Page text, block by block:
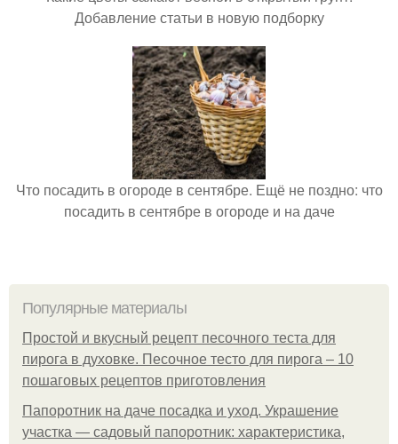
Добавление статьи в новую подборку
Что посадить в огороде в сентябре. Ещё не поздно: что
посадить в сентябре в огороде и на даче
Популярные материалы
Простой и вкусный рецепт песочного теста для
пирога в духовке. Песочное тесто для пирога – 10
пошаговых рецептов приготовления
Папоротник на даче посадка и уход. Украшение
участка — садовый папоротник: характеристика,